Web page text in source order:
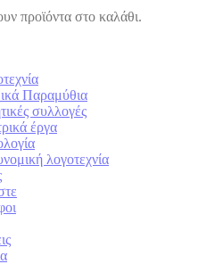
προϊόντα στο καλάθι.
Παραμύθια
συλλογές
έργα
λογοτεχνία